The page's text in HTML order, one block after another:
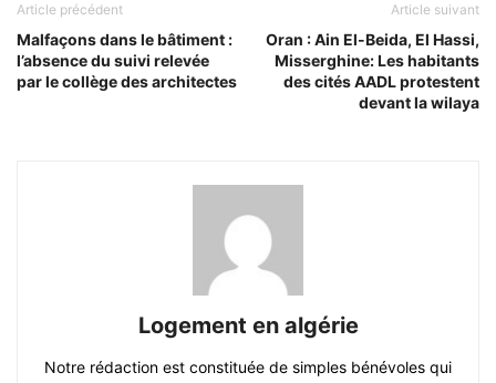
Article précédent
Malfaçons dans le bâtiment :
l’absence du suivi relevée
par le collège des architectes
Article suivant
Oran : Ain El-Beida, El Hassi,
Misserghine: Les habitants
des cités AADL protestent
devant la wilaya
Logement en algérie
Notre rédaction est constituée de simples bénévoles qui